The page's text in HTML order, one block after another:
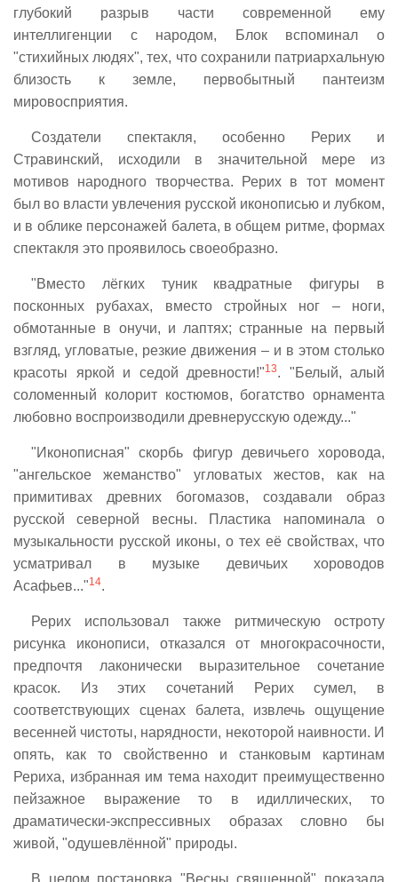
глубокий разрыв части современной ему
интеллигенции с народом, Блок вспоминал о
"стихийных людях", тех, что сохранили патриархальную
близость к земле, первобытный пантеизм
мировосприятия.
Создатели спектакля, особенно Рерих и
Стравинский, исходили в значительной мере из
мотивов народного творчества. Рерих в тот момент
был во власти увлечения русской иконописью и лубком,
и в облике персонажей балета, в общем ритме, формах
спектакля это проявилось своеобразно.
"Вместо лёгких туник квадратные фигуры в
посконных рубахах, вместо стройных ног – ноги,
обмотанные в онучи, и лаптях; странные на первый
взгляд, угловатые, резкие движения – и в этом столько
красоты яркой и седой древности!"13. "Белый, алый
соломенный колорит костюмов, богатство орнамента
любовно воспроизводили древнерусскую одежду..."
"Иконописная" скорбь фигур девичьего хоровода,
"ангельское жеманство" угловатых жестов, как на
примитивах древних богомазов, создавали образ
русской северной весны. Пластика напоминала о
музыкальности русской иконы, о тех её свойствах, что
усматривал в музыке девичьих хороводов
Асафьев..."14.
Рерих использовал также ритмическую остроту
рисунка иконописи, отказался от многокрасочности,
предпочтя лаконически выразительное сочетание
красок. Из этих сочетаний Рерих сумел, в
соответствующих сценах балета, извлечь ощущение
весенней чистоты, нарядности, некоторой наивности. И
опять, как то свойственно и станковым картинам
Рериха, избранная им тема находит преимущественно
пейзажное выражение то в идиллических, то
драматически-экспрессивных образах словно бы
живой, "одушевлённой" природы.